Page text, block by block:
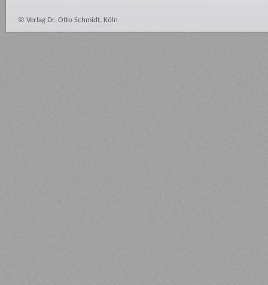
© Verlag Dr. Otto Schmidt, Köln